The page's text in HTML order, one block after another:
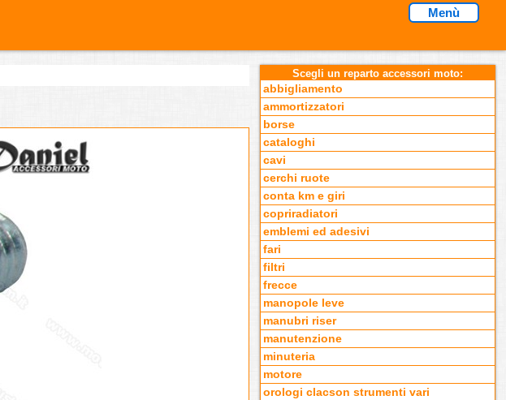
Menù
Scegli un reparto accessori moto:
abbigliamento
ammortizzatori
borse
cataloghi
cavi
cerchi ruote
conta km e giri
copriradiatori
emblemi ed adesivi
fari
filtri
frecce
manopole leve
manubri riser
manutenzione
minuteria
motore
orologi clacson strumenti vari